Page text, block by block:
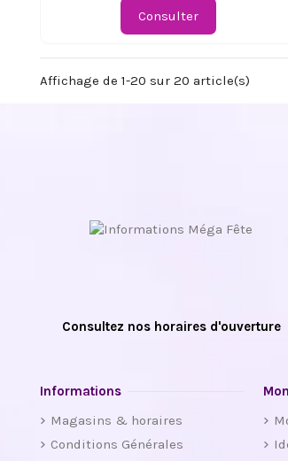
Consulter
Affichage de 1-20 sur 20 article(s)
Consultez nos horaires d'ouverture
Informations
Magasins & horaires
Conditions Générales